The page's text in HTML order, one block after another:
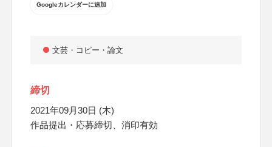
Googleカレンダーに追加
文芸・コピー・論文
締切
2021年09月30日 (木)
作品提出・応募締切、消印有効